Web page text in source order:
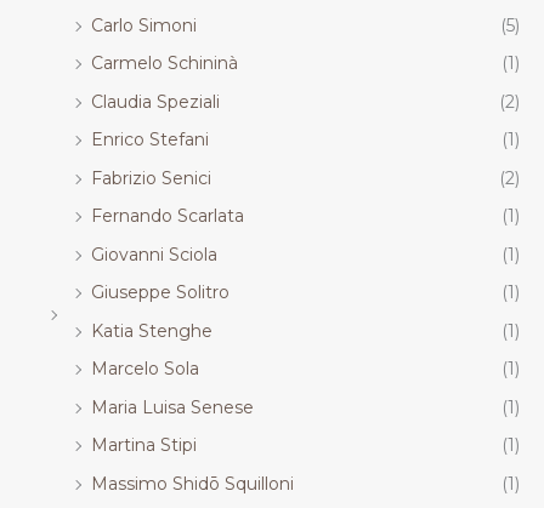
Carlo Simoni
(5)
Carmelo Schininà
(1)
Claudia Speziali
(2)
Enrico Stefani
(1)
Fabrizio Senici
(2)
Fernando Scarlata
(1)
Giovanni Sciola
(1)
Giuseppe Solitro
(1)
Katia Stenghe
(1)
Marcelo Sola
(1)
Maria Luisa Senese
(1)
Martina Stipi
(1)
Massimo Shidō Squilloni
(1)